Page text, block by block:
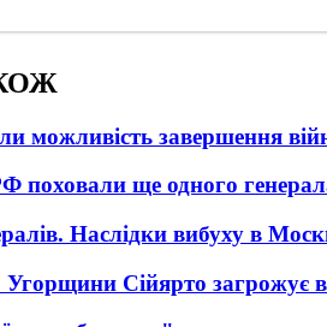
можливість завершення
поховали ще одного
Наслідки вибуху в
Сійярто загрожує